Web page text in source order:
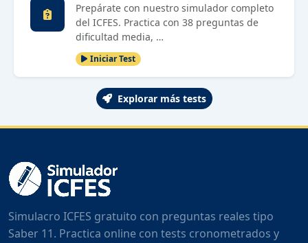
Prepárate con nuestro simulador completo
del ICFES. Practica con 38 preguntas de
dificultad media, …
Iniciar Test
Explorar más tests
Simulacro ICFES gratuito con preguntas reales tipo
Saber 11. Practica online con tests cronometrados y